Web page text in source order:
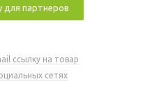
для партнеров
ссылку на товар
сетях